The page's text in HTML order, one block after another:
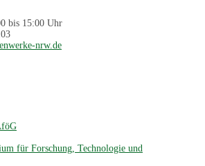
bis 15:00 Uhr
nrw.de
für Forschung, Technologie und